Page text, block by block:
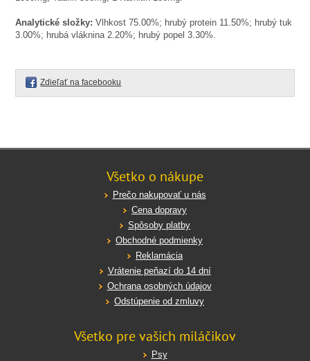
Analytické složky:Vlhkost 75.00%; hrubý protein 11.50%; hrubý tuk
3.00%; hrubá vláknina 2.20%; hrubý popel 3.30%.
Zdieľať na facebooku
Všetko o nákupe
Prečo nakupovať u nás
Cena dopravy
Spôsoby platby
Obchodné podmienky
Reklamácia
Vrátenie peňazí do 14 dní
Ochrana osobných údajov
Odstúpenie od zmluvy
Všetko pre vašich miláčikov
Psy